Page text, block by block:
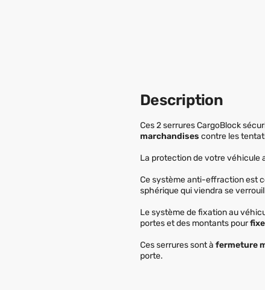
Description
Ces 2 serrures CargoBlock
marchandises contre les
La protection de votre véhicule
Ce système anti-effraction est
sphérique qui viendra se
Le système de fixation au
portes et des montants pour
Ces serrures sont à fermeture
porte.